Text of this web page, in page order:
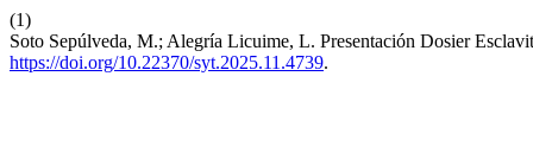
(1)
Soto Sepúlveda, M.; Alegría Licuime, L. Presentación Dosier
https://doi.org/10.22370/syt.2025.11.4739.